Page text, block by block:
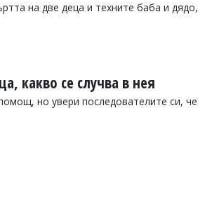
на две деца и техните баба и дядо,
какво се случва в нея
но увери последователите си, че